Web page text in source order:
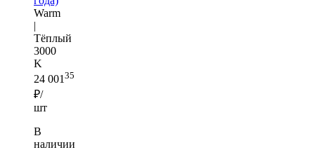
Warm
|
Тёплый
3000
K
24 00135
₽/
шт
В
наличии